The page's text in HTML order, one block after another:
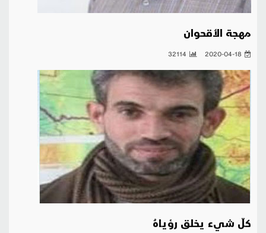
مهجة الأقحوان
2020-04-18
32114
كلّ شيء يخلق رؤياهُ